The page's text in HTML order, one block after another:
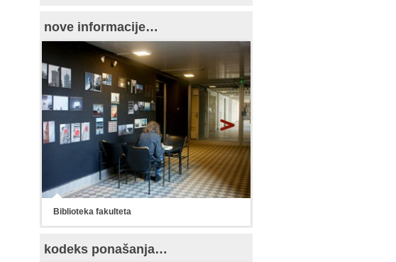
nove informacije…
Biblioteka fakulteta
kodeks ponašanja…